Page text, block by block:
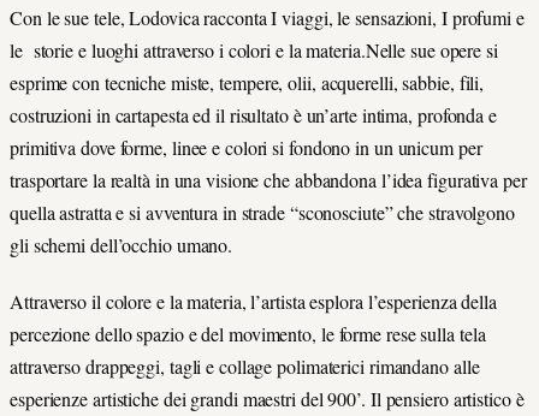
Con le sue tele, Lodovica racconta I viaggi, le sensazioni, I profumi e
le storie e luoghi attraverso i colori e la materia.Nelle sue opere si
esprime con tecniche miste, tempere, olii, acquerelli, sabbie, fili,
costruzioni in cartapesta ed il risultato è un’arte intima, profonda e
primitiva dove forme, linee e colori si fondono in un unicum per
trasportare la realtà in una visione che abbandona l’idea figurativa per
quella astratta e si avventura in strade “sconosciute” che stravolgono
gli schemi dell’occhio umano.
Attraverso il colore e la materia, l’artista esplora l’esperienza della
percezione dello spazio e del movimento, le forme rese sulla tela
attraverso drappeggi, tagli e collage polimaterici rimandano alle
esperienze artistiche dei grandi maestri del 900’. Il pensiero artistico è